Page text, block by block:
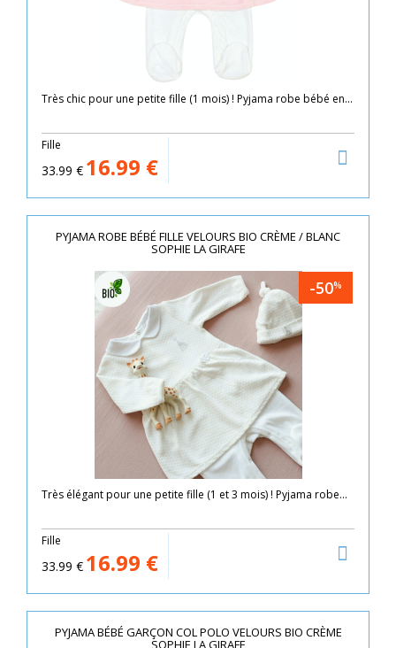
Très chic pour une petite fille (1 mois) ! Pyjama robe bébé en...
Fille
33.99 € 16.99 €
PYJAMA ROBE BÉBÉ FILLE VELOURS BIO CRÈME / BLANC
SOPHIE LA GIRAFE
-50%
Très élégant pour une petite fille (1 et 3 mois) ! Pyjama robe...
Fille
33.99 € 16.99 €
PYJAMA BÉBÉ GARÇON COL POLO VELOURS BIO CRÈME
SOPHIE LA GIRAFE